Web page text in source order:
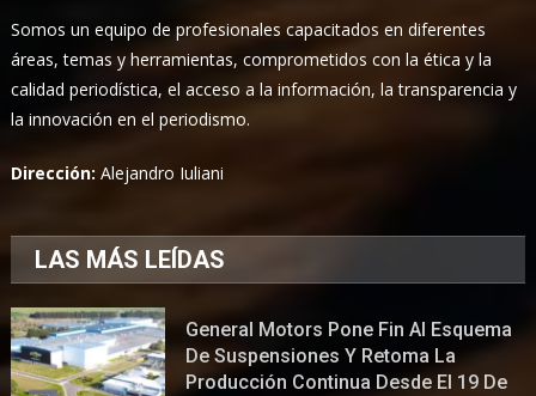
Somos un equipo de profesionales capacitados en diferentes
áreas, temas y herramientas, comprometidos con la ética y la
calidad periodística, el acceso a la información, la transparencia y
la innovación en el periodismo.
Dirección:Alejandro Iuliani
LAS MÁS LEÍDAS
General Motors Pone Fin Al Esquema
De Suspensiones Y Retoma La
Producción Continua Desde El 19 De